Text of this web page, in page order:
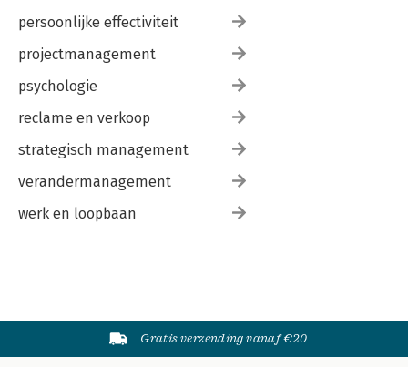
persoonlijke effectiviteit
projectmanagement
psychologie
reclame en verkoop
strategisch management
verandermanagement
werk en loopbaan
Gratis verzending vanaf €20